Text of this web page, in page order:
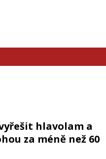
hlavolam a
za méně než 60